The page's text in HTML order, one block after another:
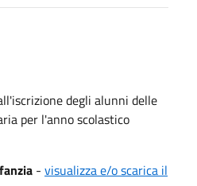
degli alunni delle
per l'anno scolastico
- visualizza e/o scarica il